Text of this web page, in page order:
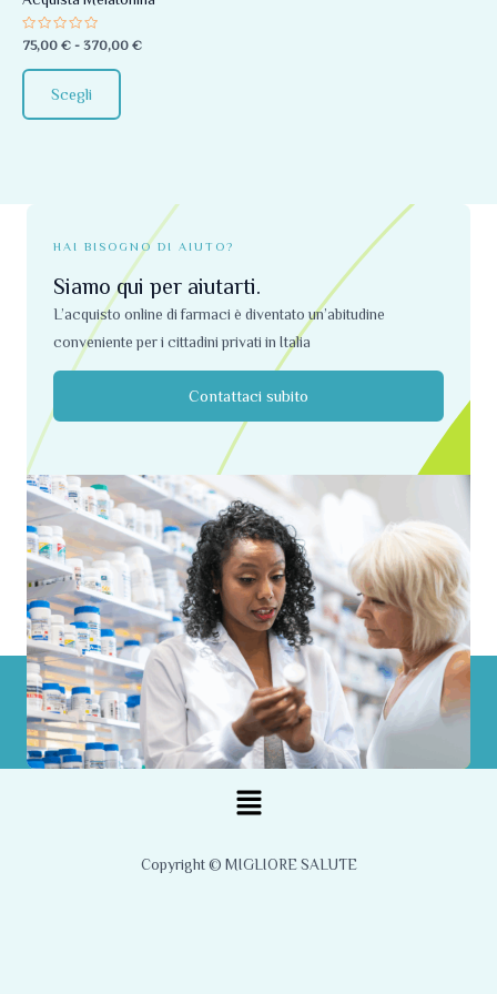
Valutato
0
su
5
75,00 € - 370,00 €
Scegli
scelte
nella
HAI BISOGNO DI AIUTO?
Siamo qui per aiutarti.
L’acquisto online di farmaci è diventato un’abitudine
conveniente per i cittadini privati ​​in Italia
Contattaci subito
Menu
Copyright © MIGLIORE SALUTE